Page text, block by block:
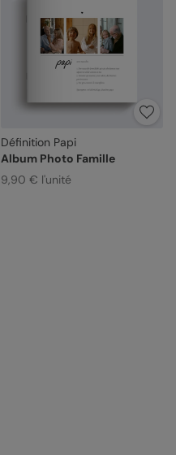
Définition Papi
Album Photo Famille
9,90 € l'unité